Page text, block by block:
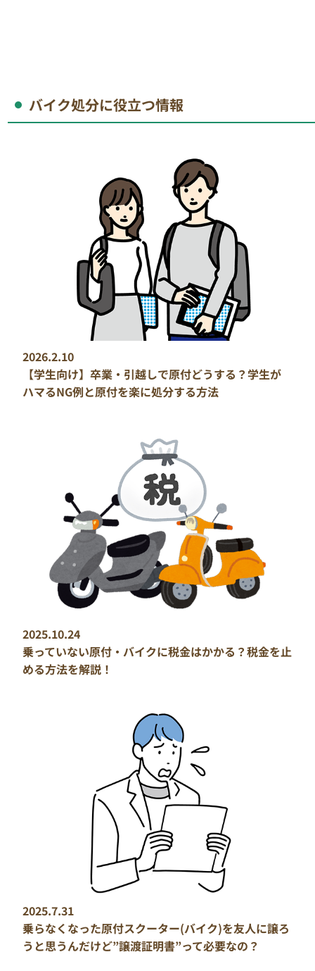
バイク処分に役立つ情報
2026.2.10
【学生向け】卒業・引越しで原付どうする？学生が
ハマるNG例と原付を楽に処分する方法
2025.10.24
乗っていない原付・バイクに税金はかかる？税金を止
める方法を解説！
2025.7.31
乗らなくなった原付スクーター(バイク)を友人に譲ろ
うと思うんだけど”譲渡証明書”って必要なの？